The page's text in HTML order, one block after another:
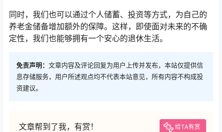
同时，我们也可以通过个人储蓄、投资等方式，为自己的
养老金储备增加额外的保障。这样，即使面对未来的不确
定性，我们也能够拥有一个安心的退休生活。
免责声明： 文章内容及评论回复为用户上传并发布，本站仅提供信
息存储服务，用户所述观点均不代表本站意见，所有内容不构成投
资建议。
文章帮到了我，有赏！ 给TA有赏